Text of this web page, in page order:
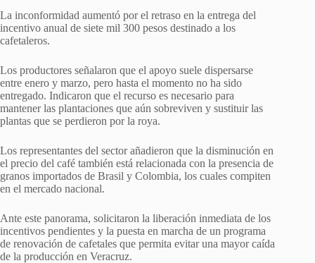
La inconformidad aumentó por el retraso en la entrega del
incentivo anual de siete mil 300 pesos destinado a los
cafetaleros.
Los productores señalaron que el apoyo suele dispersarse
entre enero y marzo, pero hasta el momento no ha sido
entregado. Indicaron que el recurso es necesario para
mantener las plantaciones que aún sobreviven y sustituir las
plantas que se perdieron por la roya.
Los representantes del sector añadieron que la disminución en
el precio del café también está relacionada con la presencia de
granos importados de Brasil y Colombia, los cuales compiten
en el mercado nacional.
Ante este panorama, solicitaron la liberación inmediata de los
incentivos pendientes y la puesta en marcha de un programa
de renovación de cafetales que permita evitar una mayor caída
de la producción en Veracruz.